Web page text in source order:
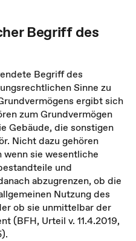
Begriff des
Begriff des
Sinne zu
ergibt sich
zum Grundvermögen
Gebäude, die sonstigen
Nicht dazu gehören
wenn sie wesentliche
und
abzugrenzen, ob die
Nutzung des
ob sie unmittelbar der
(BFH, Urteil v. 11.4.2019,